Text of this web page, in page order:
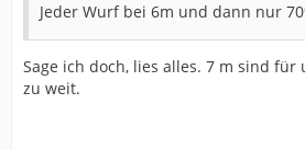
Jeder Wurf bei 6m und dann nur
Sage ich doch, lies alles. 7 m sind für
zu weit.